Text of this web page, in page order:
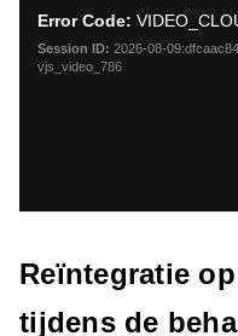
modal
window.
Error Code:
Session ID: 2026-08-
vjs_video_786
Reïntegratie
tijdens de